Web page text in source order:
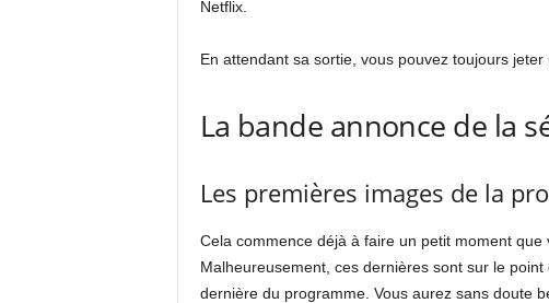
Netflix.
En attendant sa sortie, vous pouvez toujours
La bande annonce de la
Les premières images de la
Cela commence déjà à faire un petit moment
Malheureusement, ces dernières sont sur le
dernière du programme. Vous aurez sans doute